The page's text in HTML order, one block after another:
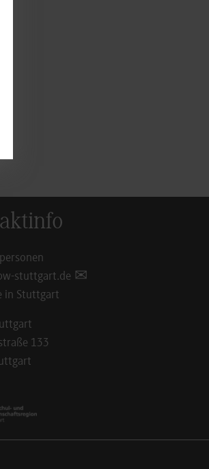
stuttgart.de
in Stuttgart
133